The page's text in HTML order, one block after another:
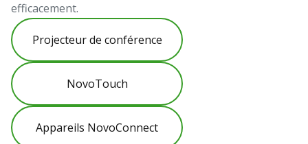
efficacement.
Projecteur de conférence
NovoTouch
Appareils NovoConnect